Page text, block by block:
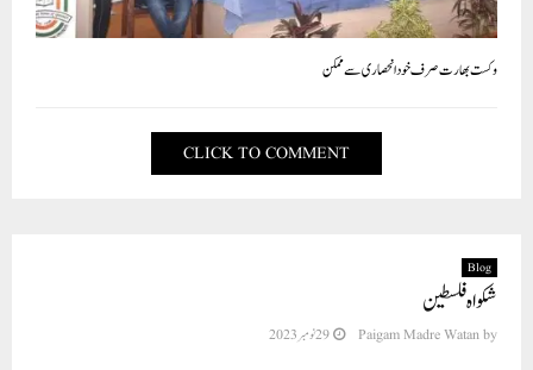
وکست بھارت صرف خود انحصاری سے ممکن
CLICK TO COMMENT
Blog
شکواہ فلسطین
by
Paigam Madre Watan 29 نومبر 2023